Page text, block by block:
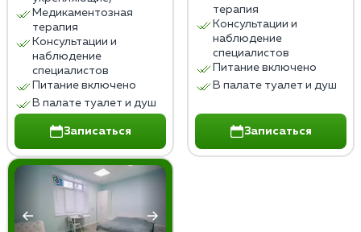
Медикаментозная
терапия
Консультации и
наблюдение
специалистов
Питание включено
В палате туалет и душ
Записаться
терапия
Консультации и
наблюдение
специалистов
Питание включено
В палате туалет и душ
Записаться